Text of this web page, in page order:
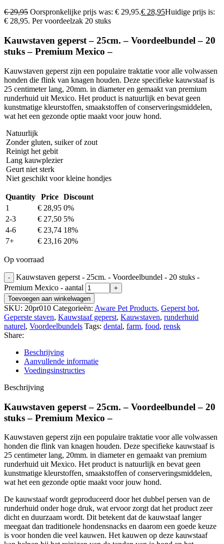
€29,95 Oorspronkelijke prijs was: € 29,95.€ 28,95Huidige prijs is:
€ 28,95. Per voordeelzak 20 stuks
Kauwstaven geperst – 25cm. – Voordeelbundel – 20
stuks – Premium Mexico –
Kauwstaven geperst zijn een populaire traktatie voor alle volwassen
honden die flink van knagen houden. Deze specifieke kauwstaaf is
25 centimeter lang, 20mm. in diameter en gemaakt van premium
runderhuid uit Mexico. Het product is natuurlijk en bevat geen
kunstmatige kleurstoffen, smaakstoffen of conserveringsmiddelen,
wat het een gezonde optie maakt voor jouw hond.
Natuurlijk
Zonder gluten, suiker of zout
Reinigt het gebit
Lang kauwplezier
Geurt niet sterk
Niet geschikt voor kleine hondjes
Quantity Price
Discount
1
€ 28,95 0%
2-3
€ 27,50 5%
4-6
€ 23,74 18%
7+
€ 23,16 20%
Op voorraad
Kauwstaven geperst - 25cm. - Voordeelbundel - 20 stuks -
Premium Mexico - aantal
Toevoegen aan winkelwagen
SKU: 20pr010 Categorieën: Aware Pet Products, Geperst bot,
Geperste staven, Kauwstaaf geperst, Kauwstaven, runderhuid
naturel, Voordeelbundels Tags: dental, farm, food, rensk
Share:
Beschrijving
Aanvullende informatie
Voedingsinstructies
Beschrijving
Kauwstaven geperst – 25cm. – Voordeelbundel – 20
stuks – Premium Mexico –
Kauwstaven geperst zijn een populaire traktatie voor alle volwassen
honden die flink van knagen houden. Deze specifieke kauwstaaf is
25 centimeter lang, 20mm. in diameter en gemaakt van premium
runderhuid uit Mexico. Het product is natuurlijk en bevat geen
kunstmatige kleurstoffen, smaakstoffen of conserveringsmiddelen,
wat het een gezonde optie maakt voor jouw hond.
De kauwstaaf wordt geproduceerd door het dubbel persen van de
runderhuid onder hoge druk, wat ervoor zorgt dat het product zeer
dicht en duurzaam wordt. Dit betekent dat de kauwstaaf langer
meegaat dan traditionele hondensnacks en daarom een goede keuze
is voor honden die veel kauwen. Het kauwen op deze kauwstaaf